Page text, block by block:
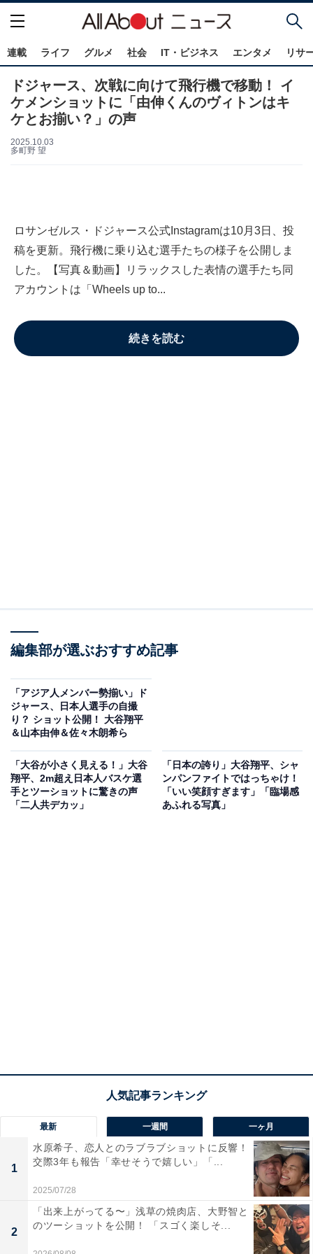
連載 ライフ グルメ 社会 IT・ビジネス エンタメ リサ
ドジャース、次戦に向けて飛行機で移動！ イ
ケメンショットに「由伸くんのヴィトンはキ
ケとお揃い？」の声
2025.10.03
多町野 望
ロサンゼルス・ドジャース公式Instagramは10月3日、投
稿を更新。飛行機に乗り込む選手たちの様子を公開しま
した。【写真＆動画】リラックスした表情の選手たち同
アカウントは「Wheels up to...
続きを読む
編集部が選ぶおすすめ記事
「アジア人メンバー勢揃い」ド
ジャース、日本人選手の自撮
り？ ショット公開！ 大谷翔平
＆山本由伸＆佐々木朗希ら
「大谷が小さく見える！」大谷
翔平、2m超え日本人バスケ選
手とツーショットに驚きの声
「二人共デカッ」
「日本の誇り」大谷翔平、シャ
ンパンファイトではっちゃけ！
「いい笑顔すぎます」「臨場感
あふれる写真」
最新 一週間 一ヶ月
1
水原希子、恋人とのラブラブショットに反響！
交際3年も報告「幸せそうで嬉しい」「...
2025/07/28
2
「出来上がってる〜」浅草の焼肉店、大野智と
のツーショットを公開！ 「スゴく楽しそ...